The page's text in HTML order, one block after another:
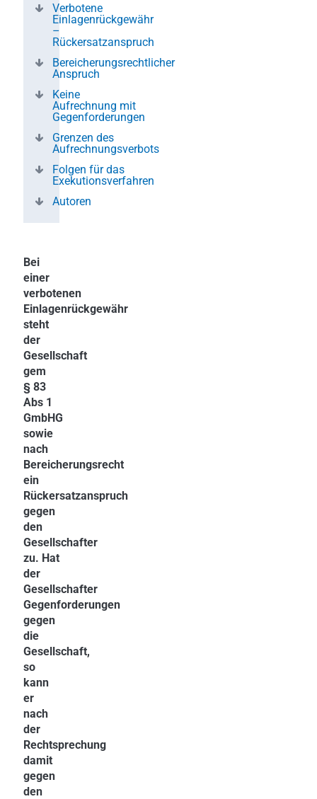
Verbotene
Einlagenrückgewähr
–
Rückersatzanspruch
Bereicherungsrechtlicher
Anspruch
Keine
Aufrechnung mit
Gegenforderungen
Grenzen des
Aufrechnungsverbots
Folgen für das
Exekutionsverfahren
Autoren
Bei
einer
verbotenen
Einlagenrückgewähr
steht
der
Gesellschaft
gem
§ 83
Abs 1
GmbHG
sowie
nach
Bereicherungsrecht
ein
Rückersatzanspruch
gegen
den
Gesellschafter
zu. Hat
der
Gesellschafter
Gegenforderungen
gegen
die
Gesellschaft,
so
kann
er
nach
der
Rechtsprechung
damit
gegen
den